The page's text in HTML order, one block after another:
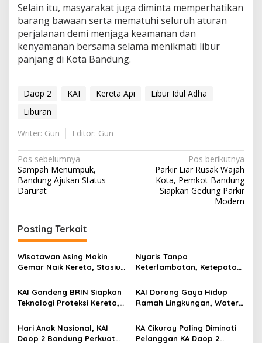
Selain itu, masyarakat juga diminta memperhatikan
barang bawaan serta mematuhi seluruh aturan
perjalanan demi menjaga keamanan dan
kenyamanan bersama selama menikmati libur
panjang di Kota Bandung.
Daop 2 KAI Kereta Api
Libur Idul Adha
Liburan
Writer: Gun
Editor: Gun
Navigasi
pos
Pos sebelumnya
Sampah Menumpuk,
Bandung Ajukan Status
Darurat
Pos berikutnya
Parkir Liar Rusak Wajah
Kota, Pemkot Bandung
Siapkan Gedung Parkir
Modern
Posting Terkait
Wisatawan Asing Makin
Gemar Naik Kereta, Stasiun
Utama di Jawa Barat
Nyaris Tanpa
Keterlambatan, Ketepatan
Tembus 99,85 Persen
KAI Gandeng BRIN Siapkan
Teknologi Proteksi Kereta,
hingga 2027
KAI Dorong Gaya Hidup
Ramah Lingkungan, Water
2,99 Juta Botol Plastik
Hari Anak Nasional, KAI
Daop 2 Bandung Perkuat
KA Cikuray Paling Diminati
Pelanggan KA Daop 2